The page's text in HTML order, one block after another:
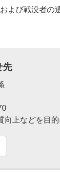
よび戦没者の
先
上などを目的